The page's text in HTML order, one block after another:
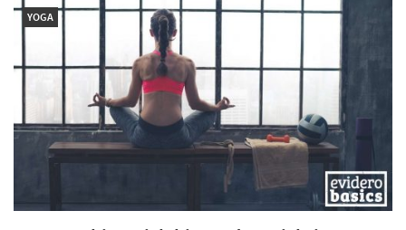
YOGA